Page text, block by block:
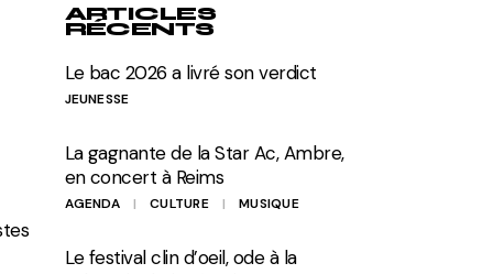
ARTICLES
RÉCENTS
Le bac 2026 a livré son verdict
JEUNESSE
La gagnante de la Star Ac, Ambre,
en concert à Reims
AGENDA CULTURE MUSIQUE
Le festival clin d’oeil, ode à la